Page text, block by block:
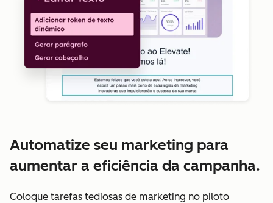
Automatize seu marketing para
aumentar a eficiência da campanha.
Coloque tarefas tediosas de marketing no piloto